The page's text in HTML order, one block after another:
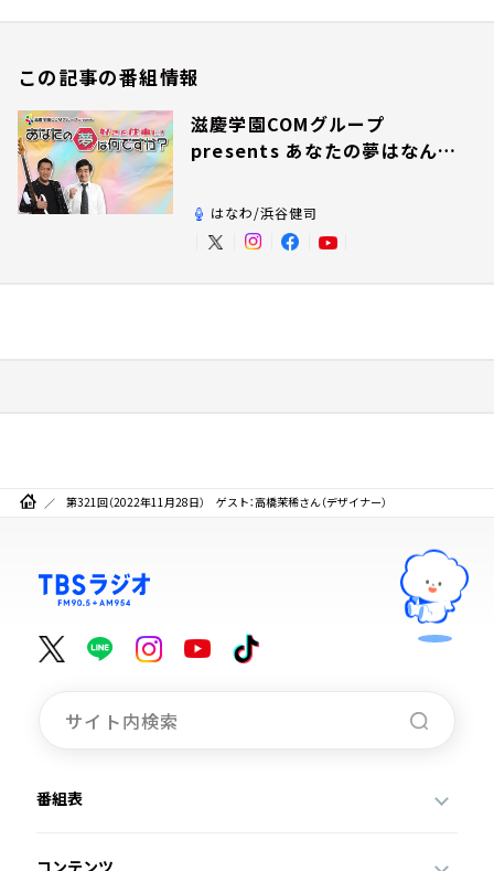
この記事の番組情報
滋慶学園COMグループ
presents あなたの夢はなんで
はなわ/浜谷健司
第321回（2022年11月28日） ゲスト：高橋茉稀さん（デザイナー）
番組表